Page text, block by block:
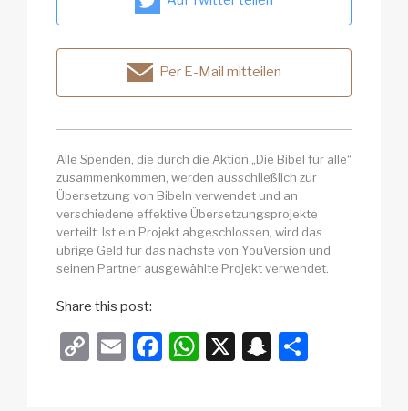
Per E-Mail mitteilen
Alle Spenden, die durch die Aktion „Die Bibel für alle“
zusammenkommen, werden ausschließlich zur
Übersetzung von Bibeln verwendet und an
verschiedene effektive Übersetzungsprojekte
verteilt. Ist ein Projekt abgeschlossen, wird das
übrige Geld für das nächste von YouVersion und
seinen Partner ausgewählte Projekt verwendet.
Share this post:
C
E
F
W X
S